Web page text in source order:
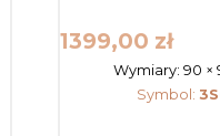
1399,00 zł
Wymiary:90 ×
Symbol: